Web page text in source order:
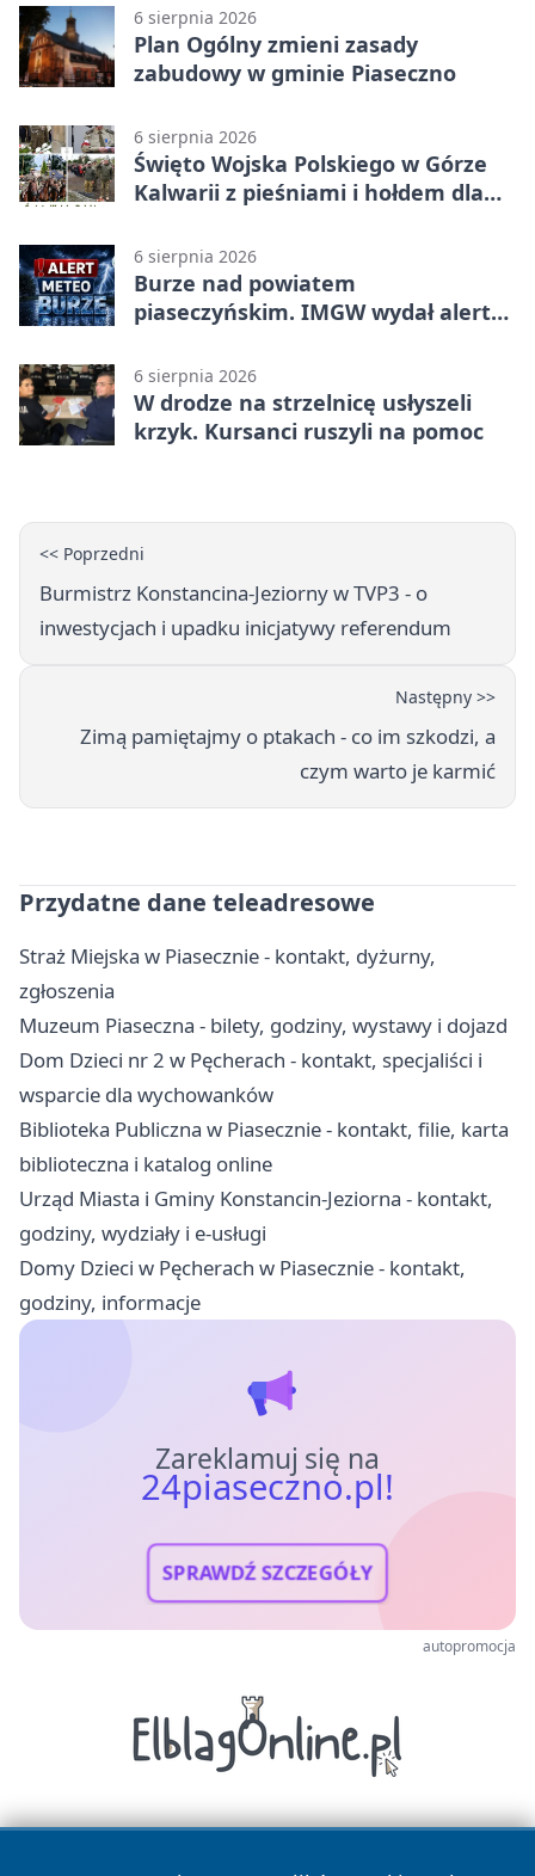
6 sierpnia 2026
Plan Ogólny zmieni zasady
zabudowy w gminie Piaseczno
6 sierpnia 2026
Święto Wojska Polskiego w Górze
Kalwarii z pieśniami i hołdem dla
6 sierpnia 2026
Burze nad powiatem
piaseczyńskim. IMGW wydał alert
6 sierpnia 2026
W drodze na strzelnicę usłyszeli
krzyk. Kursanci ruszyli na pomoc
<< Poprzedni
Burmistrz Konstancina-Jeziorny w TVP3 - o
inwestycjach i upadku inicjatywy referendum
Następny >>
Zimą pamiętajmy o ptakach - co im szkodzi, a
czym warto je karmić
Przydatne dane teleadresowe
Straż Miejska w Piasecznie - kontakt, dyżurny,
zgłoszenia
Muzeum Piaseczna - bilety, godziny, wystawy i dojazd
Dom Dzieci nr 2 w Pęcherach - kontakt, specjaliści i
wsparcie dla wychowanków
Biblioteka Publiczna w Piasecznie - kontakt, filie, karta
biblioteczna i katalog online
Urząd Miasta i Gminy Konstancin-Jeziorna - kontakt,
godziny, wydziały i e-usługi
Domy Dzieci w Pęcherach w Piasecznie - kontakt,
godziny, informacje
Zareklamuj się na
24piaseczno.pl!
SPRAWDŹ SZCZEGÓŁY
autopromocja